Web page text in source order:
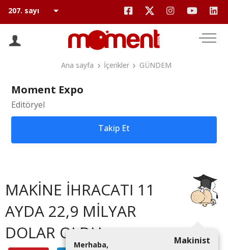
Ana sayfa İçerikler GÜNDEM
Moment Expo
Editöryel
Takip Et
MAKİNE İHRACATI 11
AYDA 22,9 MİLYAR
DOLAR OLDU
Makinist
Merhaba,